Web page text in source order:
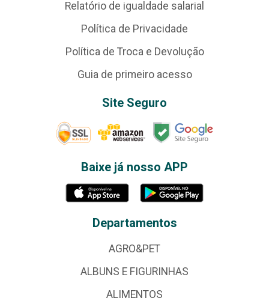
Relatório de igualdade salarial
Política de Privacidade
Política de Troca e Devolução
Guia de primeiro acesso
Site Seguro
Baixe já nosso APP
Departamentos
AGRO&PET
ALBUNS E FIGURINHAS
ALIMENTOS